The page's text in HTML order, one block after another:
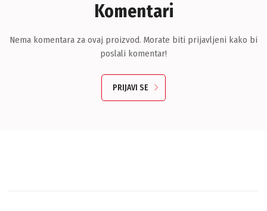
Komentari
Nema komentara za ovaj proizvod. Morate biti prijavljeni kako bi
poslali komentar!
PRIJAVI SE